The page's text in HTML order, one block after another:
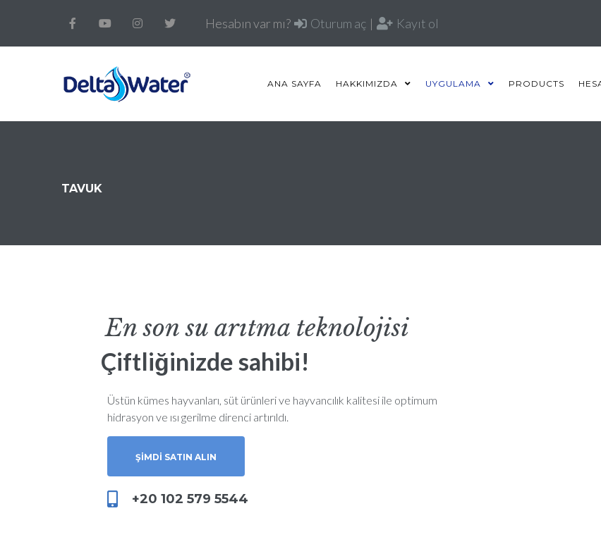
Hesabın var mı? Oturum aç | Kayıt ol
ANA SAYFA HAKKIMIZDA UYGULAMA PRODUCTS
TAVUK
En son su arıtma teknolojisi
Çiftliğinizde sahibi!
Üstün kümes hayvanları, süt ürünleri ve hayvancılık kalitesi ile optimum
hidrasyon ve ısı gerilme direnci artırıldı.
ŞIMDI SATIN ALIN
+20 102 579 5544